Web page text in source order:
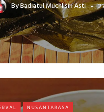
ByBadiatul Muchlisin Asti
NUSANTARASA